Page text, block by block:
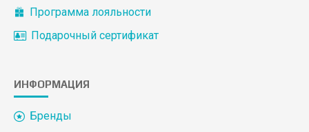
Программа лояльности
Подарочный сертификат
ИНФОРМАЦИЯ
Бренды